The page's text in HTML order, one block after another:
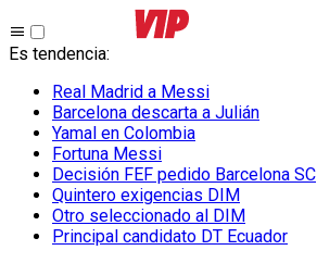
Es tendencia:
Real Madrid a Messi
Barcelona descarta a Julián
Yamal en Colombia
Fortuna Messi
Decisión FEF pedido Barcelona SC
Quintero exigencias DIM
Otro seleccionado al DIM
Principal candidato DT Ecuador